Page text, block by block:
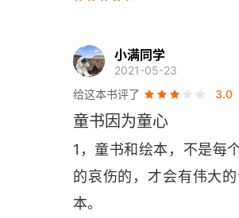
关于人生，我所知道的一
孩子，让我们来谈谈这个
那些又好玩又忧伤的友谊变
亲爱的大人，有点幽默感
世间最幸福的童年莫过于此
小满同学
2021-05-23
给这本书评了
3.0
童书因为童心
1，童书和绘本，不是每
的哀伤的，才会有伟大的
本。